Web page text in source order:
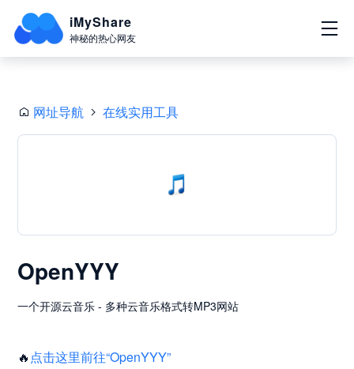
iMyShare
神秘的热心网友
网址导航 在线实用工具
OpenYYY
一个开源云音乐 - 多种云音乐格式转MP3网站
🔥 点击这里前往“OpenYYY”